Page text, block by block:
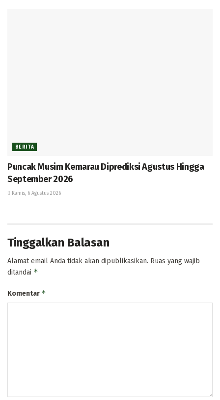
BERITA
Puncak Musim Kemarau Diprediksi Agustus Hingga
September 2026
Kamis, 6 Agustus 2026
Tinggalkan Balasan
Alamat email Anda tidak akan dipublikasikan. Ruas yang wajib
ditandai *
Komentar *